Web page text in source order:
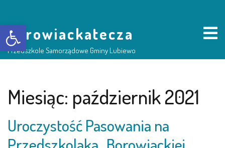
Otwórz pasek narzędzi
borowiackatecza
Przedszkole Samorządowe Gminy Lubiewo
Miesiąc: październik 2021
Uroczystość Pasowania na